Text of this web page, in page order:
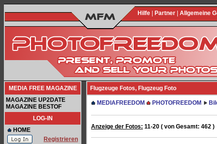
Hilfe Partner Allgemeine
MEDIA FREE MAGAZINE
MAGAZINE UP2DATE
MAGAZINE BESTOF
LOG-IN
HOME
Registrieren
Flugzeuge Fotos, Flugzeug Foto
MEDIAFREEDOM PHOTOFREEDOM
Anzeige der Fotos: 11-20 ( von Gesamt: 462 )